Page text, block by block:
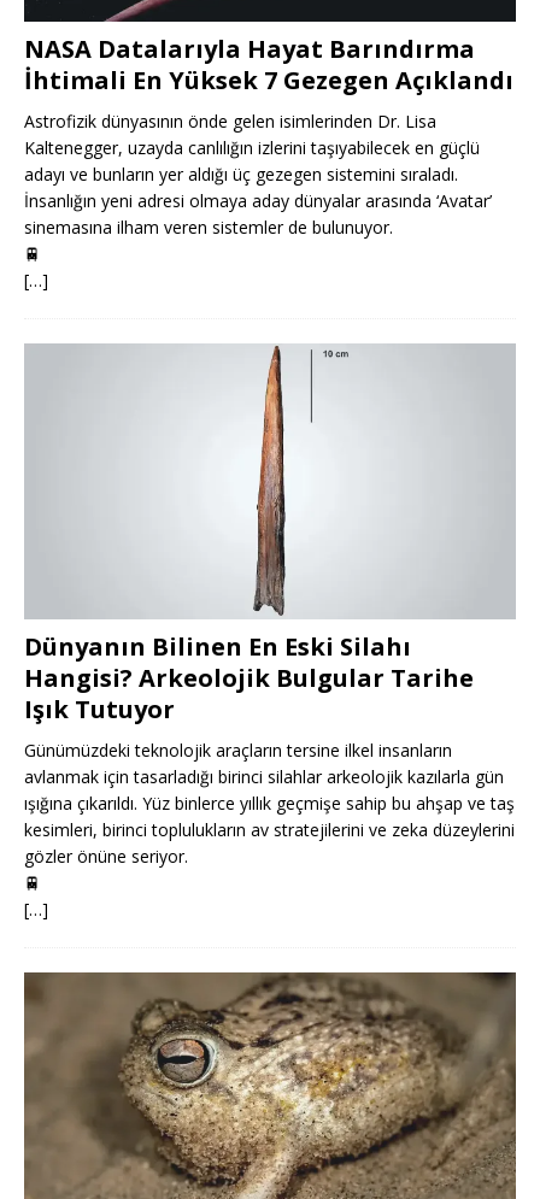
NASA Datalarıyla Hayat Barındırma
İhtimali En Yüksek 7 Gezegen Açıklandı
Astrofizik dünyasının önde gelen isimlerinden Dr. Lisa
Kaltenegger, uzayda canlılığın izlerini taşıyabilecek en güçlü
adayı ve bunların yer aldığı üç gezegen sistemini sıraladı.
İnsanlığın yeni adresi olmaya aday dünyalar arasında ‘Avatar’
sinemasına ilham veren sistemler de bulunuyor.
🚆
[…]
Dünyanın Bilinen En Eski Silahı
Hangisi? Arkeolojik Bulgular Tarihe
Işık Tutuyor
Günümüzdeki teknolojik araçların tersine ilkel insanların
avlanmak için tasarladığı birinci silahlar arkeolojik kazılarla gün
ışığına çıkarıldı. Yüz binlerce yıllık geçmişe sahip bu ahşap ve taş
kesimleri, birinci toplulukların av stratejilerini ve zeka düzeylerini
gözler önüne seriyor.
🚆
[…]